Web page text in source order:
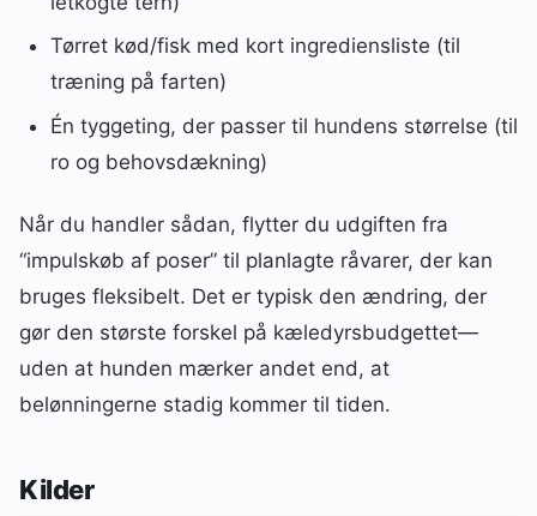
Tørret kød/fisk med kort ingrediensliste (til
træning på farten)
Én tyggeting, der passer til hundens størrelse (til
ro og behovsdækning)
Når du handler sådan, flytter du udgiften fra
“impulskøb af poser” til planlagte råvarer, der kan
bruges fleksibelt. Det er typisk den ændring, der
gør den største forskel på kæledyrsbudgettet—
uden at hunden mærker andet end, at
belønningerne stadig kommer til tiden.
Kilder